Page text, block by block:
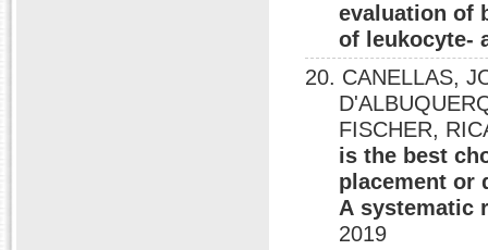
evaluation of
of leukocyte-
20. CANELLAS,
FISCHER,
is the best
placement or
A systematic
2019